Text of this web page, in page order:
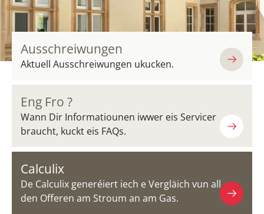
Ausschreiwungen
Aktuell Ausschreiwungen ukucken.
Eng Fro ?
Wann Dir Informatiounen iwwer eis Servicer
braucht, kuckt eis FAQs.
Calculix
De Calculix generéiert iech e Vergläich vun all
den Offeren am Stroum an am Gas.